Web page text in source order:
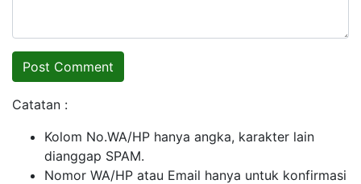
Catatan :
Kolom No.WA/HP hanya angka, karakter lain
dianggap SPAM.
Nomor WA/HP atau Email hanya untuk konfirmasi